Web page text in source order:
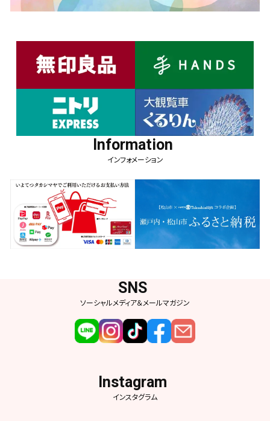
インフォメーション
ソーシャルメディア＆メールマガジン
インスタグラム